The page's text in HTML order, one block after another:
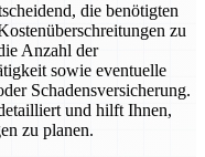
die benötigten
zu
Anzahl der
sowie eventuelle
Schadensversicherung.
und hilft Ihnen,
zu planen.